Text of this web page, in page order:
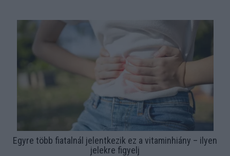
Egyre több fiatalnál jelentkezik ez a vitaminhiány – ilyen
jelekre figyelj